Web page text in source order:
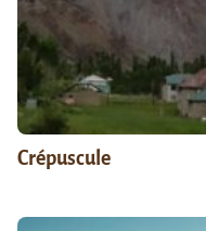
Crépuscule